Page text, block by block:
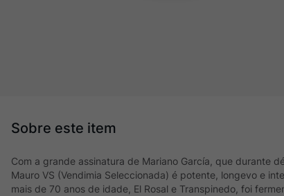
Com a grande assinatura de Mariano García, que durante
Mauro VS (Vendimia Seleccionada) é potente, longevo e
mais de 70 anos de idade, El Rosal e Transpinedo, foi